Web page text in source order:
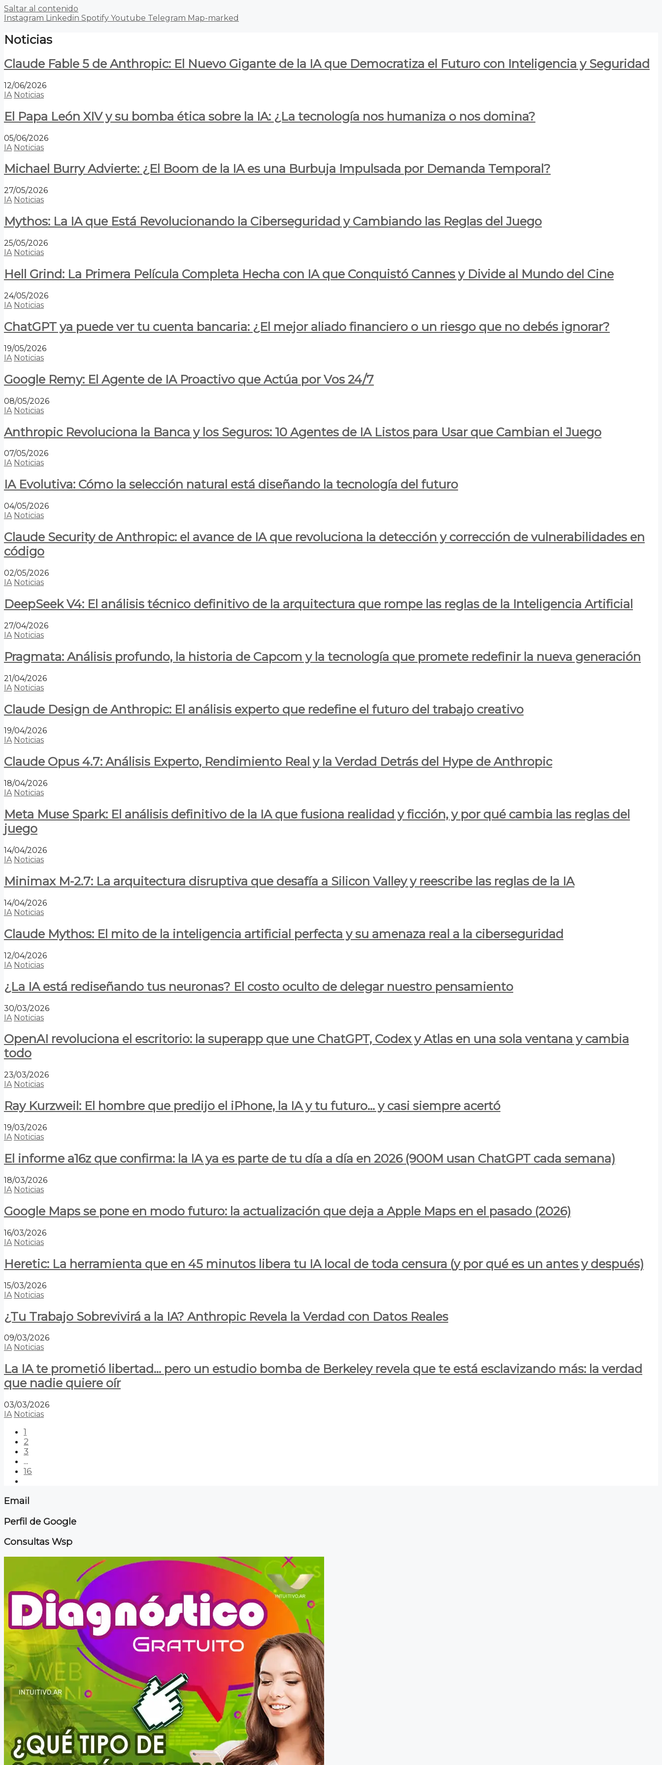
Saltar al contenido
Instagram Linkedin Spotify Youtube Telegram Map-marked
Noticias
Claude Fable 5 de Anthropic: El Nuevo Gigante de la IA que Democratiza el Futuro con Inteligencia y Seguridad
12/06/2026
IA Noticias
El Papa León XIV y su bomba ética sobre la IA: ¿La tecnología nos humaniza o nos domina?
05/06/2026
IA Noticias
Michael Burry Advierte: ¿El Boom de la IA es una Burbuja Impulsada por Demanda Temporal?
27/05/2026
IA Noticias
Mythos: La IA que Está Revolucionando la Ciberseguridad y Cambiando las Reglas del Juego
25/05/2026
IA Noticias
Hell Grind: La Primera Película Completa Hecha con IA que Conquistó Cannes y Divide al Mundo del Cine
24/05/2026
IA Noticias
ChatGPT ya puede ver tu cuenta bancaria: ¿El mejor aliado financiero o un riesgo que no debés ignorar?
19/05/2026
IA Noticias
Google Remy: El Agente de IA Proactivo que Actúa por Vos 24/7
08/05/2026
IA Noticias
Anthropic Revoluciona la Banca y los Seguros: 10 Agentes de IA Listos para Usar que Cambian el Juego
07/05/2026
IA Noticias
IA Evolutiva: Cómo la selección natural está diseñando la tecnología del futuro
04/05/2026
IA Noticias
Claude Security de Anthropic: el avance de IA que revoluciona la detección y corrección de vulnerabilidades en
código
02/05/2026
IA Noticias
DeepSeek V4: El análisis técnico definitivo de la arquitectura que rompe las reglas de la Inteligencia Artificial
27/04/2026
IA Noticias
Pragmata: Análisis profundo, la historia de Capcom y la tecnología que promete redefinir la nueva generación
21/04/2026
IA Noticias
Claude Design de Anthropic: El análisis experto que redefine el futuro del trabajo creativo
19/04/2026
IA Noticias
Claude Opus 4.7: Análisis Experto, Rendimiento Real y la Verdad Detrás del Hype de Anthropic
18/04/2026
IA Noticias
Meta Muse Spark: El análisis definitivo de la IA que fusiona realidad y ficción, y por qué cambia las reglas del
juego
14/04/2026
IA Noticias
Minimax M-2.7: La arquitectura disruptiva que desafía a Silicon Valley y reescribe las reglas de la IA
14/04/2026
IA Noticias
Claude Mythos: El mito de la inteligencia artificial perfecta y su amenaza real a la ciberseguridad
12/04/2026
IA Noticias
¿La IA está rediseñando tus neuronas? El costo oculto de delegar nuestro pensamiento
30/03/2026
IA Noticias
OpenAI revoluciona el escritorio: la superapp que une ChatGPT, Codex y Atlas en una sola ventana y cambia
todo
23/03/2026
IA Noticias
Ray Kurzweil: El hombre que predijo el iPhone, la IA y tu futuro… y casi siempre acertó
19/03/2026
IA Noticias
El informe a16z que confirma: la IA ya es parte de tu día a día en 2026 (900M usan ChatGPT cada semana)
18/03/2026
IA Noticias
Google Maps se pone en modo futuro: la actualización que deja a Apple Maps en el pasado (2026)
16/03/2026
IA Noticias
Heretic: La herramienta que en 45 minutos libera tu IA local de toda censura (y por qué es un antes y después)
15/03/2026
IA Noticias
¿Tu Trabajo Sobrevivirá a la IA? Anthropic Revela la Verdad con Datos Reales
09/03/2026
IA Noticias
La IA te prometió libertad… pero un estudio bomba de Berkeley revela que te está esclavizando más: la verdad
que nadie quiere oír
03/03/2026
IA Noticias
1
2
3
...
16
Email
Perfil de Google
Consultas Wsp